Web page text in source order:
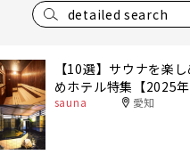
detailed search
【10選】サウナを楽
めホテル特集【2025年
sauna 愛知